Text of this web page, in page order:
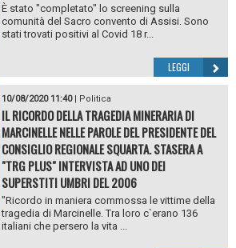
È stato "completato" lo screening sulla
comunità del Sacro convento di Assisi. Sono
stati trovati positivi al Covid 18 r...
LEGGI
10/08/2020 11:40| Politica
IL RICORDO DELLA TRAGEDIA MINERARIA DI
MARCINELLE NELLE PAROLE DEL PRESIDENTE DEL
CONSIGLIO REGIONALE SQUARTA. STASERA A
"TRG PLUS" INTERVISTA AD UNO DEI
SUPERSTITI UMBRI DEL 2006
"Ricordo in maniera commossa le vittime della
tragedia di Marcinelle. Tra loro c`erano 136
italiani che persero la vita ...